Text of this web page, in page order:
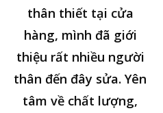
thân thiết tại cửa
hàng, mình đã giới
thiệu rất nhiều người
thân đến đây sửa. Yên
tâm về chất lượng,